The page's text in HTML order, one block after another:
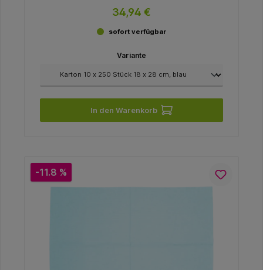
34,94 €
sofort verfügbar
Variante
In den Warenkorb
-11.8 %